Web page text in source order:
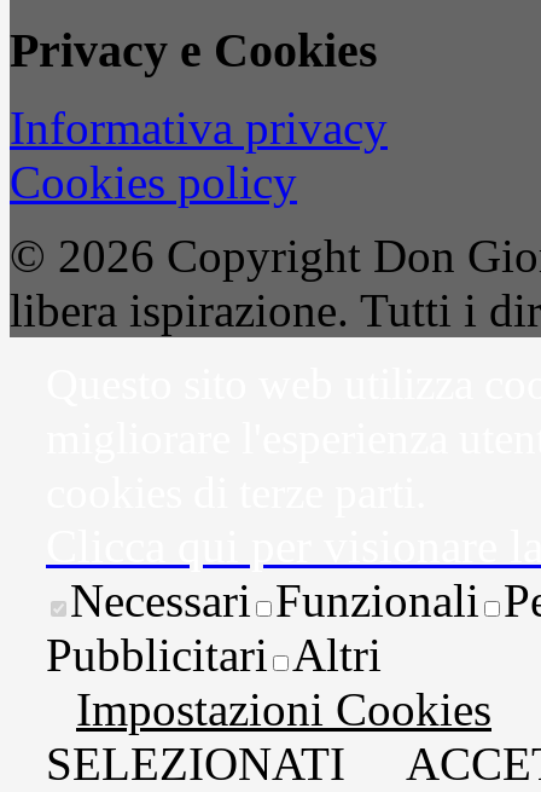
Privacy e Cookies
Informativa privacy
Cookies policy
© 2026 Copyright Don
libera ispirazione. Tutti i
Necessari Funzionali
Pubblicitari Altri
Impostazioni Cookies
SELEZIONATI